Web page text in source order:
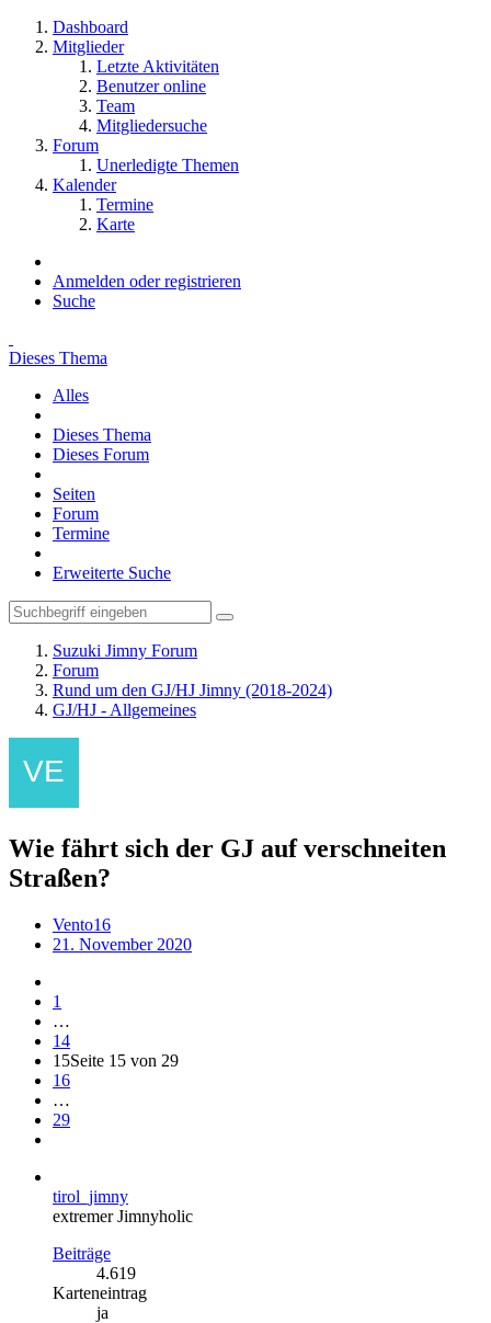
Dashboard
Mitglieder
Letzte Aktivitäten
Benutzer online
Team
Mitgliedersuche
Forum
Unerledigte Themen
Kalender
Termine
Karte
Anmelden oder registrieren
Suche
Dieses Thema
Alles
Dieses Thema
Dieses Forum
Seiten
Forum
Termine
Erweiterte Suche
Suzuki Jimny Forum
Forum
Rund um den GJ/HJ Jimny (2018-2024)
GJ/HJ - Allgemeines
Wie fährt sich der GJ auf verschneiten
Straßen?
Vento16
21. November 2020
1
…
14
15Seite 15 von 29
16
…
29
tirol_jimny
extremer Jimnyholic
Beiträge
4.619
Karteneintrag
ja